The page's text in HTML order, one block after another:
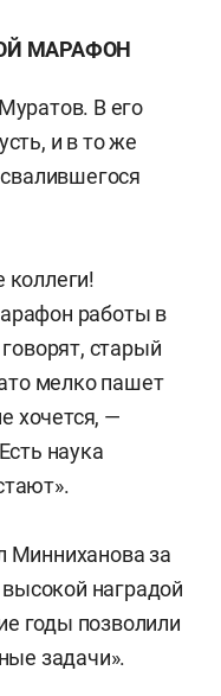
МАРАФОН
В его
и в то же
коллеги!
работы в
старый
мелко пашет
хочется, —
наука
Минниханова за
наградой
годы позволили
задачи».